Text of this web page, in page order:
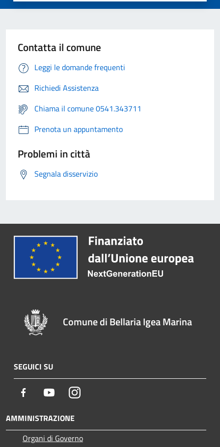
Contatta il comune
Leggi le domande frequenti
Richiedi Assistenza
Chiama il comune 0541.343711
Prenota un appuntamento
Problemi in città
Segnala disservizio
Comune di Bellaria Igea Marina
SEGUICI SU
Facebook YoutubeInstagram
AMMINISTRAZIONE
Organi di Governo